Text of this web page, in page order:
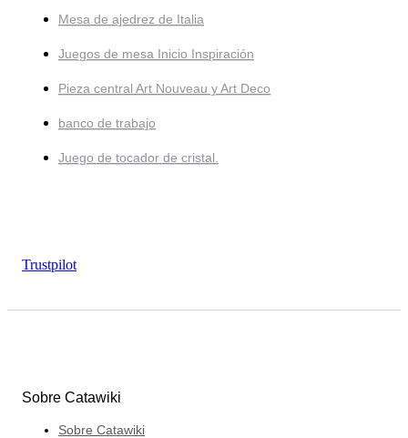
Mesa de ajedrez de Italia
Juegos de mesa Inicio Inspiración
Pieza central Art Nouveau y Art Deco
banco de trabajo
Juego de tocador de cristal.
Trustpilot
Sobre Catawiki
Sobre Catawiki